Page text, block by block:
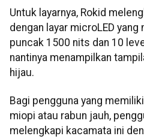
Untuk layarnya, Rokid
dengan layar microLED
puncak 1500 nits dan 10
nantinya menampilkan
hijau.
Bagi pengguna yang
miopi atau rabun jauh,
melengkapi kacamata ini